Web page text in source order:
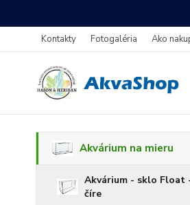
Kontakty Fotogaléria Ako
Akvárium na mieru
Akvárium - sklo Float
číre